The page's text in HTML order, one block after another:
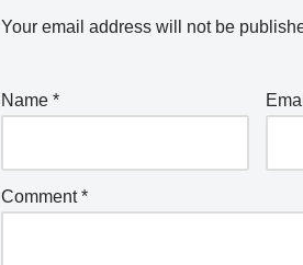
Your email address will not be
Name *
Comment*